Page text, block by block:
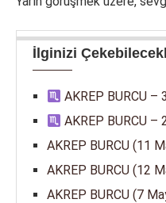
İlginizi
AKREP BURCU –
AKREP BURCU –
AKREP BURCU (11
AKREP BURCU (12
AKREP BURCU (7